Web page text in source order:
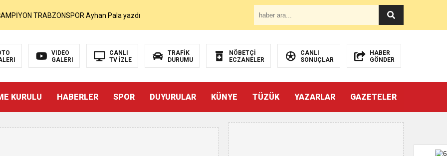
MOHAMED SALAH VE ŞAMPİYON TRABZONSPOR Ayhan Pala yazdı
Muammer Sarıdoğan’a Beşikdüzü’nde hayırlı olsun ziyareti
VIDEO
GALERI
CANLI
TV İZLE
TRAFİK
DURUMU
NÖBETÇİ
ECZANELER
CANLI
SONUÇLAR
HABER
GÖNDER
KURULU HABERLER SPOR DUYURULAR KÜNYE TÜZÜK YAZARLAR GAZETELER